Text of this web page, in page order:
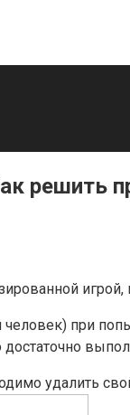
решить
при
удалить